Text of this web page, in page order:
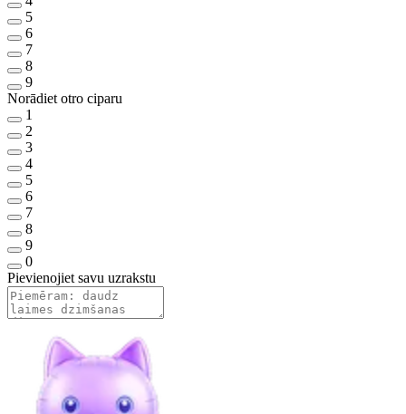
5
6
7
8
9
Norādiet otro ciparu
1
2
3
4
5
6
7
8
9
0
Pievienojiet savu uzrakstu